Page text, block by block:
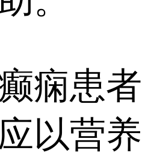
痫患者
以营养